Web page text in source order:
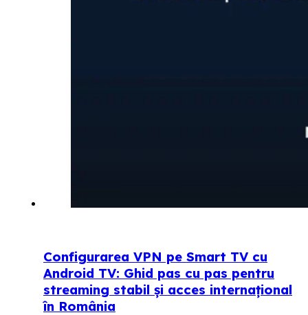
Configurarea VPN pe Smart TV cu
Android TV: Ghid pas cu pas pentru
streaming stabil și acces internațional
în România